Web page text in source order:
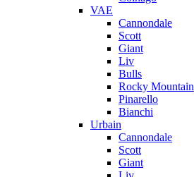
VAE
Cannondale
Scott
Giant
Liv
Bulls
Rocky Mountain
Pinarello
Bianchi
Urbain
Cannondale
Scott
Giant